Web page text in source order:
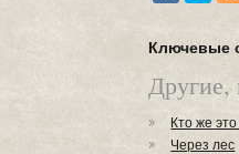
Ключевые
Другие,
Кто же
Через лес